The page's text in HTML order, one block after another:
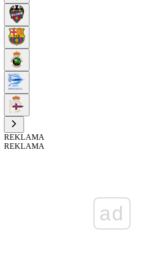
REKLAMA
REKLAMA
ad